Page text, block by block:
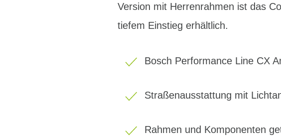
Version mit Herrenrahmen ist das
tiefem Einstieg erhältlich.
Bosch Performance Line CX
Straßenausstattung mit
Rahmen und Komponenten